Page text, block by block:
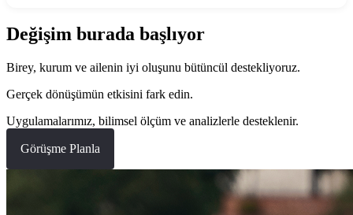
Değişim burada başlıyor
Birey, kurum ve ailenin iyi oluşunu bütüncül destekliyoruz.
Gerçek dönüşümün etkisini fark edin.
Uygulamalarımız, bilimsel ölçüm ve analizlerle desteklenir.
Görüşme Planla